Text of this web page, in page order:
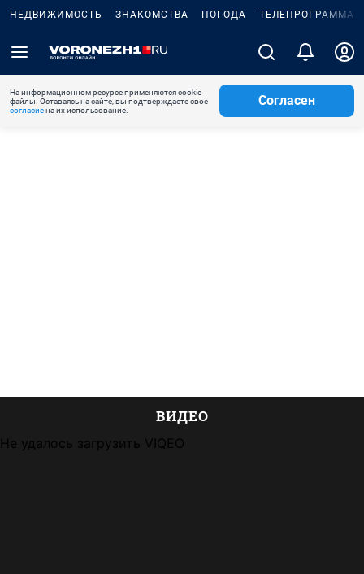
НЕДВИЖИМОСТЬ ЗНАКОМСТВА ПОГОДА ТЕЛЕПРОГРАММА
На информационном ресурсе применяются cookie-
файлы. Оставаясь на сайте, вы подтверждаете свое
согласиена их использование.
Согласен
ВИДЕО
Не удалось загрузить VIQEO